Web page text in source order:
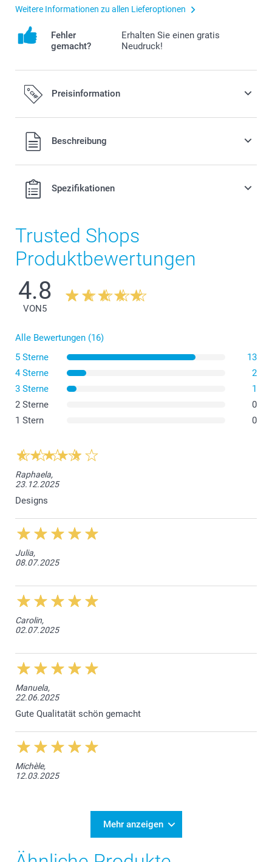
Weitere Informationen zu allen Lieferoptionen
Fehler
gemacht?
Erhalten Sie einen gratis
Neudruck!
Preisinformation
Alle Preise verstehen sich in Schweizer Franken (CHF) inkl.
MwSt. und zzgl. Versandkosten.
Beschreibung
Spezifikationen
Trusted Shops
Produktbewertungen
4.8
VON5
Alle Bewertungen (16)
5 Sterne
13
4 Sterne
2
3 Sterne
1
2 Sterne
0
1 Stern
0
Raphaela,
23.12.2025
Designs
Julia,
08.07.2025
Carolin,
02.07.2025
Manuela,
22.06.2025
Gute Qualitatät schön gemacht
Michèle,
12.03.2025
Mehr anzeigen